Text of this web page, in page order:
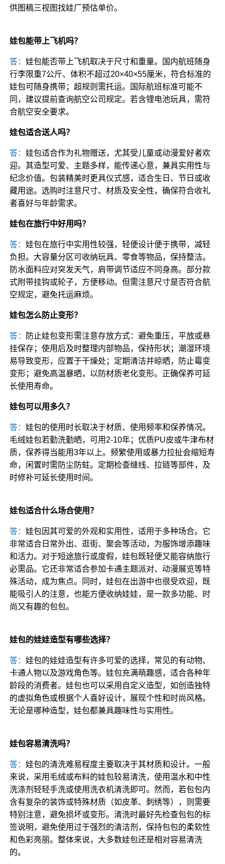
供图稿三视图找娃厂预估单价。
娃包能带上飞机吗？
答： 娃包能否带上飞机取决于尺寸和重量。国内航班随身
行李限重7公斤、体积不超过20×40×55厘米，符合标准的
娃包可随身携带；超规则需托运。国际航班标准可能不
同，建议提前查询航空公司规定。若含锂电池玩具，需符
合航空安全要求。
娃包适合送人吗？
答： 娃包适合作为礼物赠送，尤其受儿童或动漫爱好者欢
迎。其造型可爱、主题多样，能传递心意，兼具实用性与
纪念价值。包装精美时更具仪式感，适合生日、节日或收
藏用途。选购时注意尺寸、材质及安全性，确保符合收礼
者喜好与年龄需求。
娃包在旅行中好用吗？
答： 娃包在旅行中实用性较强，轻便设计便于携带，减轻
负担。大容量分区可收纳玩具、零食等物品，保持整洁。
防水面料应对突发天气，肩带调节适应不同身高。部分款
式附带挂钩或轮子，方便移动。但需注意尺寸是否符合航
空规定，避免托运麻烦。
娃包怎么防止变形？
答：
防止娃包变形需注意存放方式：避免重压，平放或悬
挂保存；使用后及时整理内部物品，保持形状；潮湿环境
易导致变形，应置于干燥处；定期清洁并晾晒，防止霉变
变形；避免高温暴晒，以防材质老化变形。正确保养可延
长使用寿命。
娃包可以用多久？
答： 娃包的使用时长取决于材质、使用频率和保养情况。
毛绒娃包若勤洗勤晒，可用2-10年；优质PU皮或牛津布材
质，保养得当能用3年以上。频繁使用或暴力拉扯会缩短寿
命，闲置时需防尘防蛀。定期检查缝线、拉链等部件，及
时修补可延长使用时间。
娃包适合什么场合使用？
答： 娃包因其可爱的外观和实用性，适用于多种场合。它
非常适合日常外出、逛街、聚会等活动，为服饰增添趣味
和活力。对于短途旅行或度假，娃包既轻便又能容纳旅行
必需品。它还非常适合参加卡通主题派对、动漫展览等特
殊活动，成为焦点。同时，娃包在出游中也很受欢迎，既
能吸引人的注意，也能方便收纳娃娃，是一款多功能、时
尚又有趣的包包。
娃包的娃娃造型有哪些选择？
答： 娃包的娃娃造型有许多可爱的选择，常见的有动物、
卡通人物以及游戏角色等。娃包充满萌趣感，适合各种年
龄段的消费者。娃包也可以采用自定义造型，如创造独特
的虚拟角色或根据个人喜好设计，展现个性和时尚风格。
无论是哪种造型，娃包都兼具趣味性与实用性。
娃包容易清洗吗？
答： 娃包的清洗难易程度主要取决于其材质和设计。一般
来说，采用毛绒或布料的娃包较易清洗，使用温水和中性
洗涤剂轻轻手洗或使用洗衣机清洗即可。然而，若包包内
含有复杂的装饰或特殊材质（如皮革、刺绣等），则需要
特别注意，避免损坏或变形。清洗时最好先检查包包的标
签说明，避免使用过于强烈的清洁剂，保持包包的柔软性
和色彩亮丽。整体来说，大多数娃包还是相对容易清洗
的。